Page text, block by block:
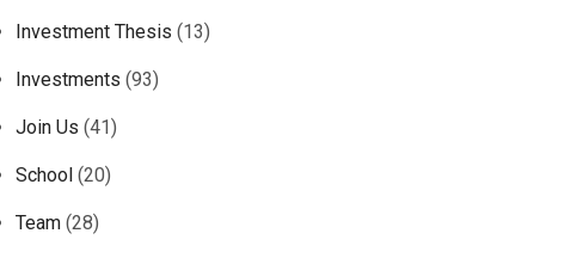
Investment Thesis (13)
Investments (93)
Join Us (41)
School(20)
Team(28)